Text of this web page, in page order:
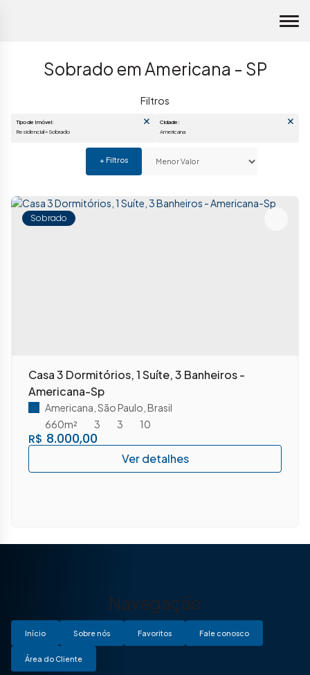
Sobrado em Americana - SP
Tipo de Imóvel:
Cidade:
Sobrado
Casa 3 Dormitórios, 1 Suíte, 3 Banheiros -
Americana-Sp
R$ 8.000,00
Americana São Paulo Brasil
3
3
660m² 10
Navegação
Início Sobre nós Favoritos Fale conosco
Área do Cliente